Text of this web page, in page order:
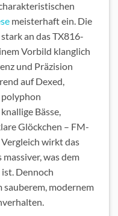
meisterhaft ein. Die
an das TX816-
Vorbild klanglich
und Präzision
auf Dexed,
Bässe,
Glöckchen – FM-
wirkt das
was dem
Dennoch
sauberem, modernem